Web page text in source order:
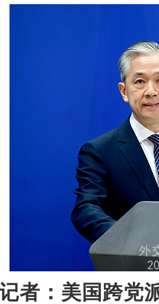
者：美国跨党